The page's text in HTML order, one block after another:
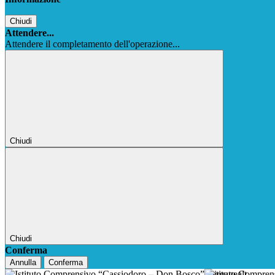
Chiudi
Attendere...
Attendere il completamento dell'operazione...
Chiudi
Chiudi
Conferma
Annulla Conferma